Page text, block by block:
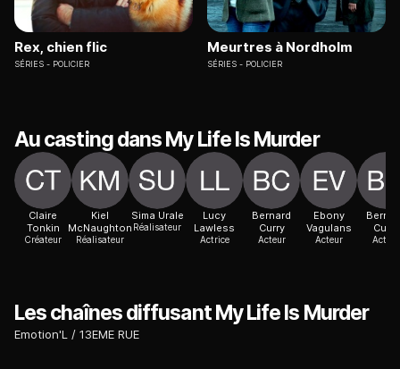
Rex, chien flic
SÉRIES POLICIER
Meurtres à Nordholm
SÉRIES POLICIER
Au casting dans My Life Is Murder
Claire
Tonkin
Créateur
Kiel
McNaughton
Réalisateur
Sima Urale
Réalisateur
Lucy
Lawless
Actrice
Bernard
Curry
Acteur
Ebony
Vagulans
Acteur
Curry
Acteur
Les chaînes diffusant My Life Is Murder
Emotion'L 13EME RUE